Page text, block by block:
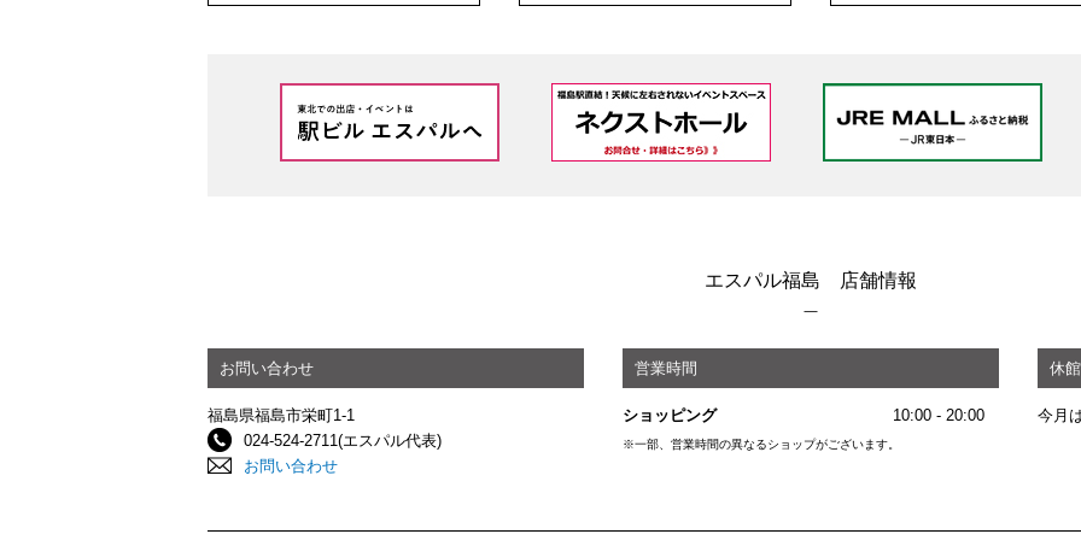
エスパル福島 店舗情報
お問い合わせ
福島県福島市栄町1-1
024-524-2711(エスパル代表)
お問い合わせ
営業時間
ショッピング 10:00 - 20:00
※一部、営業時間の異なるショップがございます。
休
今月